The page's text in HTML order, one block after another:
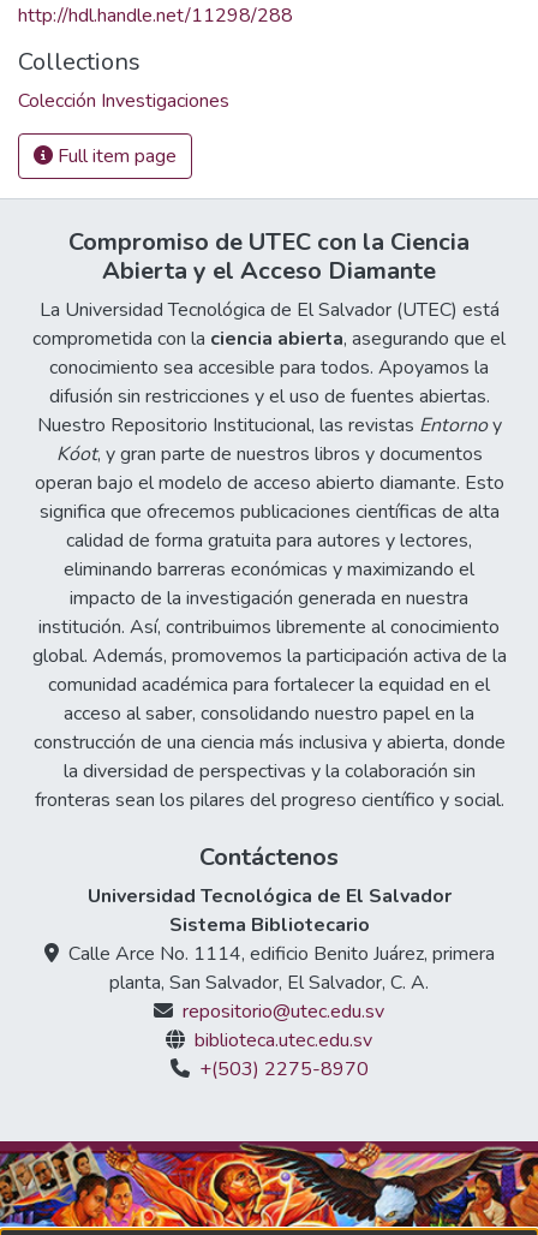
http://hdl.handle.net/11298/288
Collections
Colección Investigaciones
Full item page
Compromiso de UTEC con la Ciencia
Abierta y el Acceso Diamante
La Universidad Tecnológica de El Salvador (UTEC) está
comprometida con la ciencia abierta, asegurando que el
conocimiento sea accesible para todos. Apoyamos la
difusión sin restricciones y el uso de fuentes abiertas.
Nuestro Repositorio Institucional, las revistas Entornoy
Kóot, y gran parte de nuestros libros y documentos
operan bajo el modelo de acceso abierto diamante. Esto
significa que ofrecemos publicaciones científicas de alta
calidad de forma gratuita para autores y lectores,
eliminando barreras económicas y maximizando el
impacto de la investigación generada en nuestra
institución. Así, contribuimos libremente al conocimiento
global. Además, promovemos la participación activa de la
comunidad académica para fortalecer la equidad en el
acceso al saber, consolidando nuestro papel en la
construcción de una ciencia más inclusiva y abierta, donde
la diversidad de perspectivas y la colaboración sin
fronteras sean los pilares del progreso científico y social.
Contáctenos
Universidad Tecnológica de El Salvador
Sistema Bibliotecario
Calle Arce No. 1114, edificio Benito Juárez, primera
planta, San Salvador, El Salvador, C. A.
repositorio@utec.edu.sv
biblioteca.utec.edu.sv
+(503) 2275-8970